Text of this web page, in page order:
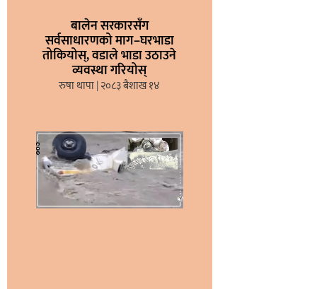
बालेन सरकारसँग
सर्वसाधारणको माग–घरभाडा
तोकियोस्, वडाले भाडा उठाउने
व्यवस्था गरियोस्
रुषा थापा २०८३ बैशाख १४